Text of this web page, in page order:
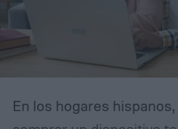
En los hogares